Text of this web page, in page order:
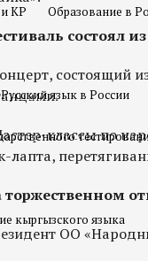
КР Образование в
Русский язык в России
кыргызского языка
состоял
состоящий
классы по
лапта,
торжественном
ОО